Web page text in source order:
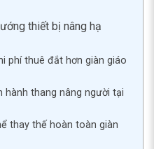
thiết bị nâng hạ
phí thuê đắt hơn giàn giáo
hành thang nâng người tại
thay thế hoàn toàn giàn